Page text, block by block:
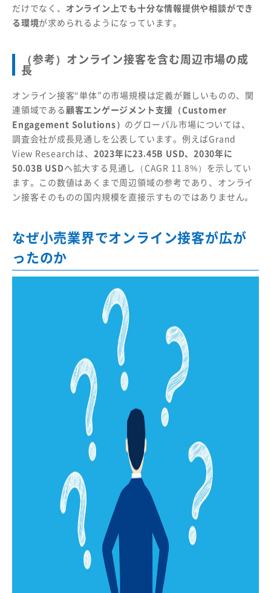
だけでなく、 オンライン上でも十分な情報提供や相談ができ
る環境が求められるようになっています。
（参考）オンライン接客を含む周辺市場の成
長
オンライン接客“単体”の市場規模は定義が難しいものの、関
連領域である顧客エンゲージメント支援（Customer
Engagement Solutions） のグローバル市場については、
調査会社が成長見通しを公表しています。例えばGrand
View Researchは、 2023年に23.45B USD、2030年に
50.03B USDへ拡大する見通し（CAGR 11.8%）を示してい
ます。この数値はあくまで周辺領域の参考であり、オンライ
ン接客そのものの国内規模を直接示すものではありません。
なぜ小売業界でオンライン接客が広が
ったのか